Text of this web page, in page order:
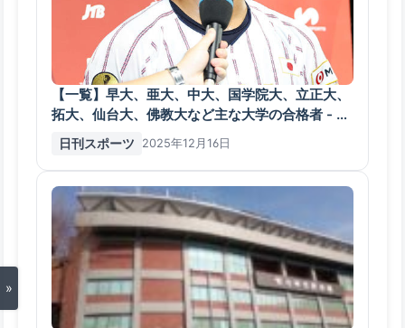
»
【一覧】早大、亜大、中大、国学院大、立正大、
拓大、仙台大、佛教大など主な大学の合格者 - 高
校野球 : 日刊スポーツ
日刊スポーツ 2025年12月16日